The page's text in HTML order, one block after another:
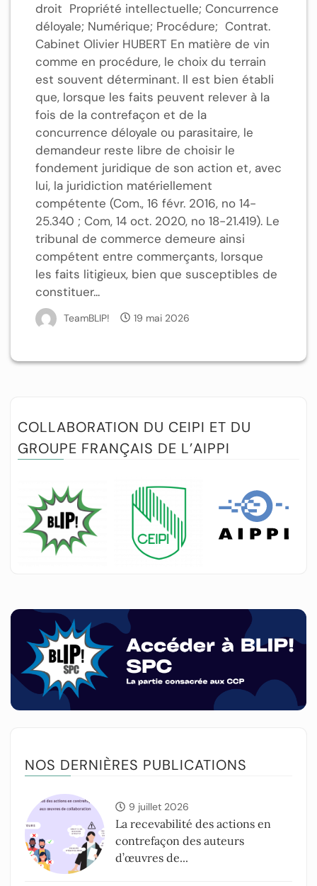
droit Propriété intellectuelle; Concurrence
déloyale; Numérique; Procédure; Contrat.
Cabinet Olivier HUBERT En matière de vin
comme en procédure, le choix du terrain
est souvent déterminant. Il est bien établi
que, lorsque les faits peuvent relever à la
fois de la contrefaçon et de la
concurrence déloyale ou parasitaire, le
demandeur reste libre de choisir le
fondement juridique de son action et, avec
lui, la juridiction matériellement
compétente (Com., 16 févr. 2016, no 14-
25.340 ; Com, 14 oct. 2020, no 18-21.419). Le
tribunal de commerce demeure ainsi
compétent entre commerçants, lorsque
les faits litigieux, bien que susceptibles de
constituer...
TeamBLIP! 19 mai 2026
COLLABORATION DU CEIPI ET DU
GROUPE FRANÇAIS DE L’AIPPI
NOS DERNIÈRES PUBLICATIONS
9 juillet 2026
La recevabilité des actions en
contrefaçon des auteurs
d’œuvres de...